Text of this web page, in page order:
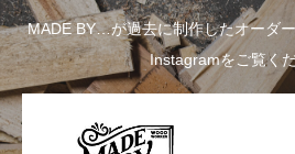
MADE BY…が過去に制作したオーダ
Instagramをご覧く